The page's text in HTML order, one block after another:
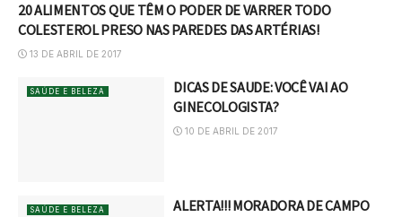
SAÚDE E BELEZA
20 ALIMENTOS QUE TÊM O PODER DE VARRER TODO
COLESTEROL PRESO NAS PAREDES DAS ARTÉRIAS!
13 DE ABRIL DE 2017
SAÚDE E BELEZA
DICAS DE SAUDE: VOCÊ VAI AO
GINECOLOGISTA?
10 DE ABRIL DE 2017
SAÚDE E BELEZA
ALERTA!!! MORADORA DE CAMPO